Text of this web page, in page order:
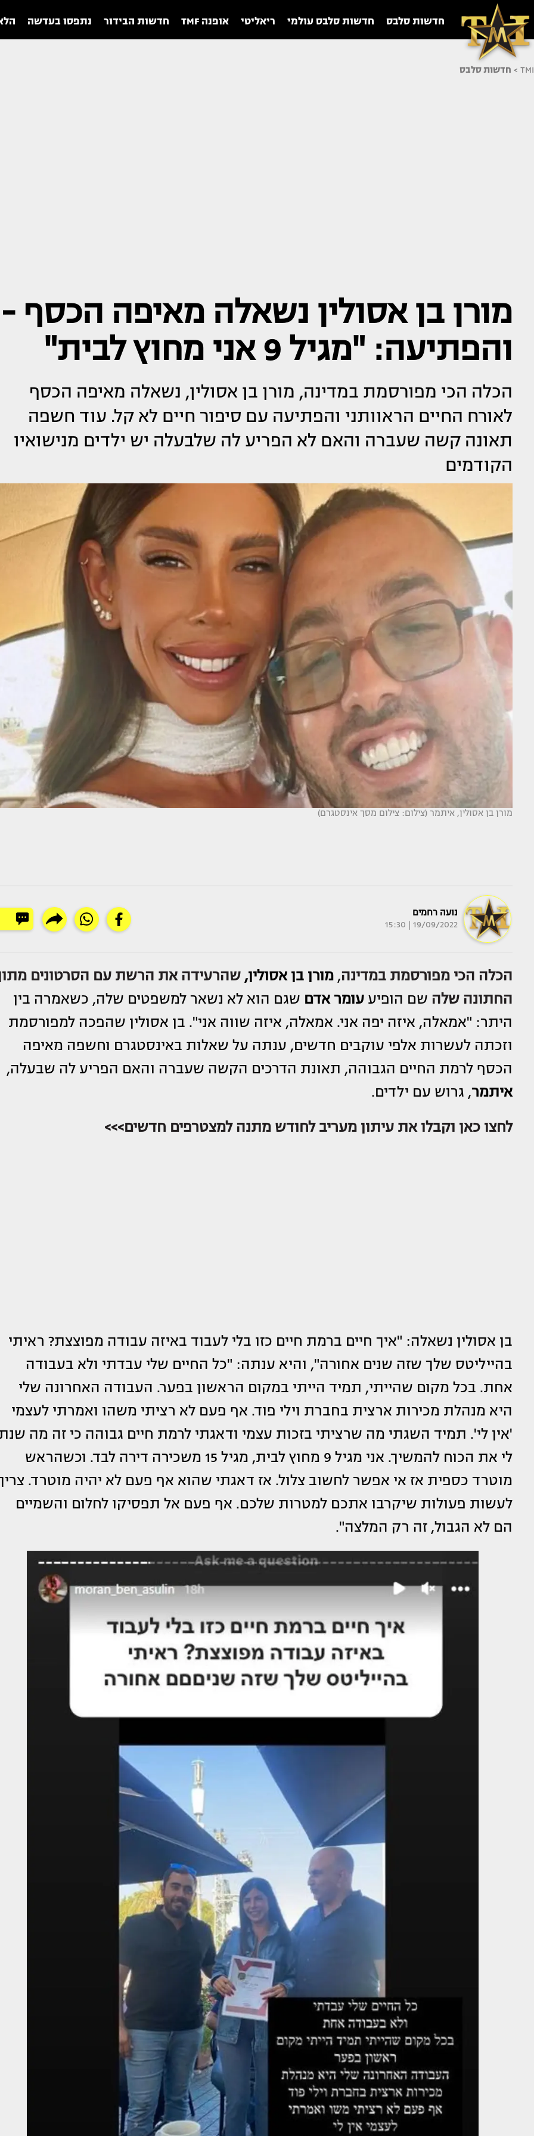
חדשות סלבס חדשות סלבס עולמי ריאליטי אופנה TMF חדשות הבידור נתפסו בעדשה
TMI
> חדשות סלבס
מורן בן אסולין נשאלה מאיפה הכסף -
והפתיעה: "מגיל 9 אני מחוץ לבית"
הכלה הכי מפורסמת במדינה, מורן בן אסולין, נשאלה מאיפה הכסף
לאורח החיים הראוותני והפתיעה עם סיפור חיים לא קל. עוד חשפה
תאונה קשה שעברה והאם לא הפריע לה שלבעלה יש ילדים מנישואיו
הקודמים
מורן בן אסולין, איתמר (צילום: צילום מסך אינסטגרם)
נועה רחמים
19/09/2022 | 15:30
הכלה הכי מפורסמת במדינה,מורן בן אסולין, שהרעידה את הרשת עם הסרטונים
החתונה שלה שם הופיעעומר אדם שגם הוא לא נשאר למשפטים שלה, כשאמרה בין
היתר: "אמאלה, איזה יפה אני. אמאלה, איזה שווה אני". בן אסולין שהפכה למפורסמת
וזכתה לעשרות אלפי עוקבים חדשים, ענתה על שאלות באינסטגרם וחשפה מאיפה
הכסף לרמת החיים הגבוהה, תאונת הדרכים הקשה שעברה והאם הפריע לה שבעלה,
איתמר, גרוש עם ילדים.
לחצו כאן וקבלו את עיתון מעריב לחודש מתנה למצטרפים חדשים>>>
בן אסולין נשאלה: "איך חיים ברמת חיים כזו בלי לעבוד באיזה עבודה מפוצצת? ראיתי
בהייליטס שלך שזה שנים אחורה", והיא ענתה: "כל החיים שלי עבדתי ולא בעבודה
אחת. בכל מקום שהייתי, תמיד הייתי במקום הראשון בפער. העבודה האחרונה שלי
היא מנהלת מכירות ארצית בחברת וילי פוד. אף פעם לא רציתי משהו ואמרתי לעצמי
'אין לי'. תמיד השגתי מה שרציתי בזכות עצמי ודאגתי לרמת חיים גבוהה כי זה מה
לי את הכוח להמשיך. אני מגיל 9 מחוץ לבית, מגיל 15 משכירה דירה לבד. וכשהראש
מוטרד כספית אז אי אפשר לחשוב צלול. אז דאגתי שהוא אף פעם לא יהיה מוטרד.
לעשות פעולות שיקרבו אתכם למטרות שלכם. אף פעם אל תפסיקו לחלום והשמיים
הם לא הגבול, זה רק המלצה".